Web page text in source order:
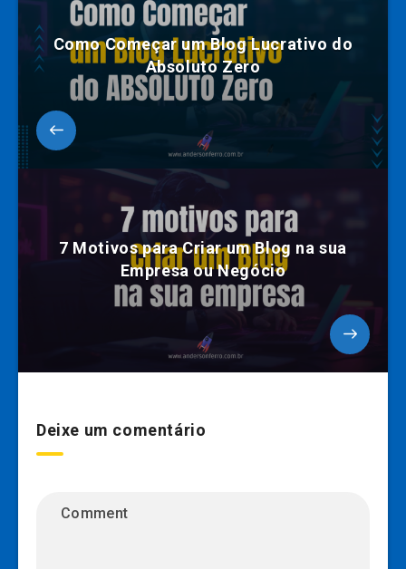
Como Começar um Blog Lucrativo do
Absoluto Zero
7 Motivos para Criar um Blog na sua
Empresa ou Negócio
Deixe um comentário